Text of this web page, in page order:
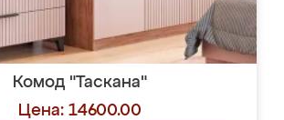
Комод "Таскана"
Цена: 14600.00